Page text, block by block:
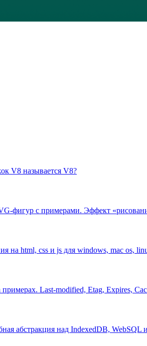
V8 называется V8?
фигур с примерами. Эффект
на html, css и js для windows, mac os,
Last-modified, Etag, Expires,
абстракция над IndexedDB, WebSQL